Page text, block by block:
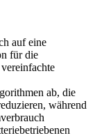
auf eine
für die
ab, die
während